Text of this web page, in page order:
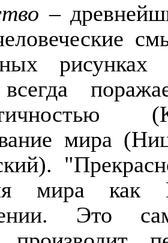
–
рисунках
мира
мира
Это